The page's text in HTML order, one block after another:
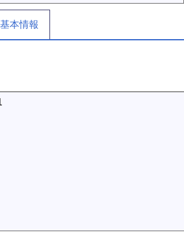
基本情報